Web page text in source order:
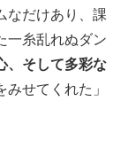
なだけあり、課
一糸乱れぬダン
、そして多彩な
せてくれた」